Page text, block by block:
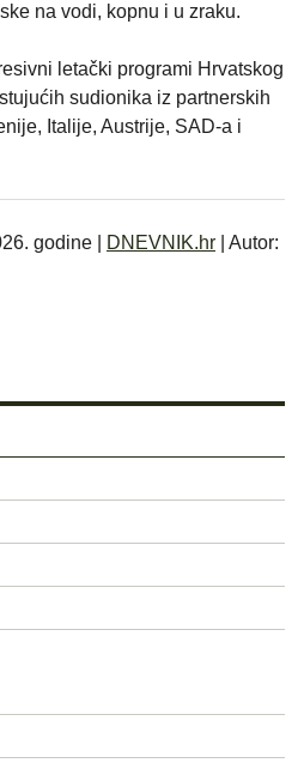
na vodi, kopnu i u zraku.
letački programi Hrvatskog
sudionika iz partnerskih
Italije, Austrije, SAD-a i
godine | DNEVNIK.hr | Autor: